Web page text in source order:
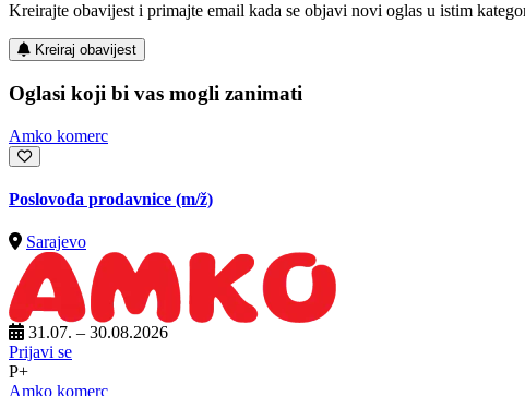
Kreirajte obavijest i primajte email kada se objavi novi oglas u istim
Kreiraj obavijest
Oglasi koji bi vas mogli zanimati
Amko komerc
Poslovođa prodavnice (m/ž)
Sarajevo
31.07. – 30.08.2026
Prijavi se
P+
Amko komerc